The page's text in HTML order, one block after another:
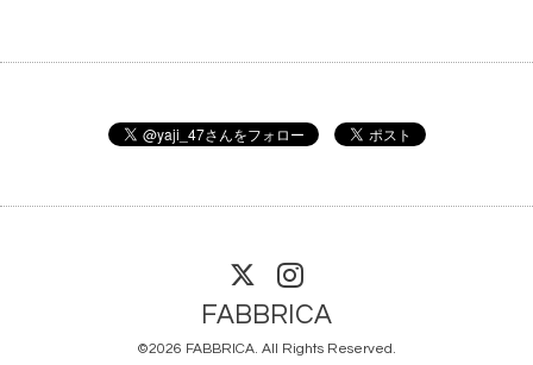
FABBRICA
©2026 FABBRICA. All Rights Reserved.